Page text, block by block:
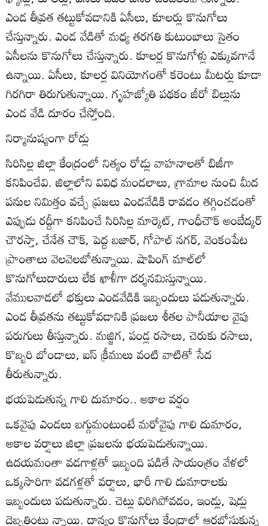
ఎండ తీవ్రత తట్టుకోవడానికి ఏసీలు, కూలర్లు కొనుగోలు
చేస్తున్నారు. ఎండ వేడితో మధ్య తరగతి కుటుంబాలు సైతం
ఏసీలను కొనుగోలు చేస్తున్నారు. కూలర్ల కొనుగోళ్లు ఎక్కువగానే
ఉన్నాయి. ఏసీలు, కూలర్ల వినియోగంతో కరెంటు మీటర్లు కూడా
గిరగిరా తిరుగుతున్నాయి. గృహజ్యోతి పథకం జీరో బిల్లును
ఎండ వేడి దూరం చేస్తోంది.
నిర్మానుష్యంగా రోడ్లు
సిరిసిల్ల జిల్లా కేంద్రంలో నిత్యం రోడ్లు వాహనాలతో బిజీగా
కనిపించేవి. జిల్లాలోని వివిధ మండలాలు, గ్రామాల నుంచి మీద
పనుల నిమిత్తం వచ్చే ప్రజలు ఎండవేడికి రావడం తగ్గించడంతో
ఎప్పుడు రద్దీగా కనిపించే సిరిసిల్ల మార్కెట్‌, గాంధీచౌక్‌ అంబేద్కర్‌
చౌరస్తా, చేనేత చౌక్‌, పెద్ద బజార్‌, గోపాల్‌ నగర్‌, వెంకంపేట
ప్రాంతాలు వెలవెలబోతున్నాయి. షాపింగ్‌ మాల్‌లో
కొనుగోలుదారులు లేక ఖాళీగా దర్శనమిస్తున్నాయి.
వేములవాడలో భక్తులు ఎండవేడికి ఇబ్బందులు పడుతున్నారు.
ఎండ తీవ్రతను తట్టుకోవడానికి ప్రజలు శీతల పానీయాల వైపు
పరుగులు తీస్తున్నారు. మజ్జిగ, పండ్ల రసాలు, చెరుకు రసాలు,
కొబ్బరి బోండాలు, ఐస్‌ క్రీములు వంటి వాటితో సేద
తీరుతున్నారు.
భయపెడుతున్న గాలి దుమారం.. అకాల వర్షం
ఒకవైపు ఎండలు బగ్గుమంటుంటే మరోవైపు గాలి దుమారం,
అకాల వర్షాలు జిల్లా ప్రజలను భయపెడుతున్నాయి.
ఉదయమంతా వడగాళ్లతో ఇబ్బంది పడితే సాయంత్రం వేళలో
ఒక్కసారిగా వడగళ్లతో వర్షాలు, భారీ గాలి దుమారాలకు
ఇబ్బందులు పడుతున్నారు. చెట్లు విరిగిపోవడం, ఇండ్లు, షెడ్లు
దెబ్బతింటు న్నాయి. దాన్యం కొనుగోలు కేంద్రాల్లో ఆరబోసుకున్న